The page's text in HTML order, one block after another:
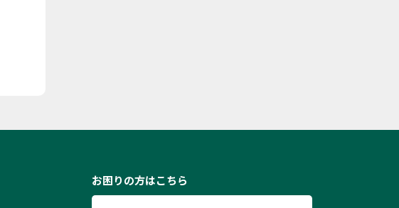
お困りの方はこちら